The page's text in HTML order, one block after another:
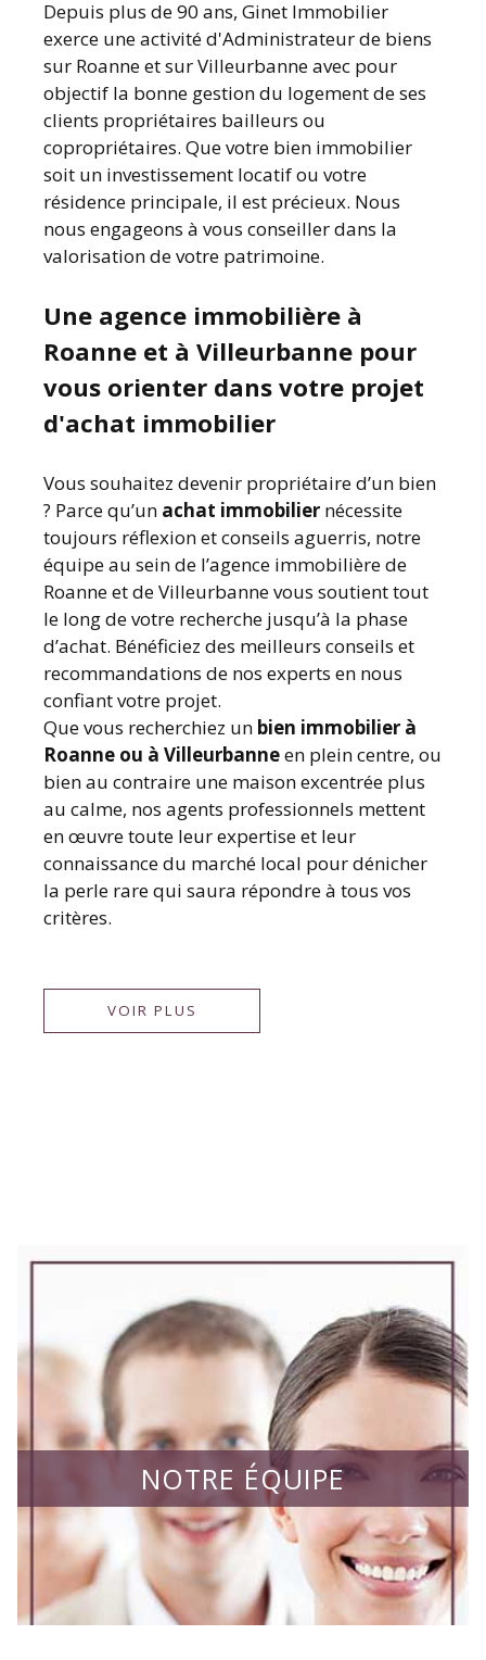
Depuis plus de 90 ans, Ginet Immobilier
exerce une activité d'Administrateur de biens
sur Roanne et sur Villeurbanne avec pour
objectif la bonne gestion du logement de ses
clients propriétaires bailleurs ou
copropriétaires. Que votre bien immobilier
soit un investissement locatif ou votre
résidence principale, il est précieux. Nous
nous engageons à vous conseiller dans la
valorisation de votre patrimoine.
Une agence immobilière à
Roanne et à Villeurbanne pour
vous orienter dans votre projet
d'achat immobilier
Vous souhaitez devenir propriétaire d’un bien
? Parce qu’un achat immobilier nécessite
toujours réflexion et conseils aguerris, notre
équipe au sein de l’agence immobilière de
Roanne et de Villeurbanne vous soutient tout
le long de votre recherche jusqu’à la phase
d’achat. Bénéficiez des meilleurs conseils et
recommandations de nos experts en nous
confiant votre projet.
Que vous recherchiez un bien immobilier à
Roanne ou à Villeurbanneen plein centre, ou
bien au contraire une maison excentrée plus
au calme, nos agents professionnels mettent
en œuvre toute leur expertise et leur
connaissance du marché local pour dénicher
la perle rare qui saura répondre à tous vos
critères.
VOIR PLUS
NOTRE ÉQUIPE